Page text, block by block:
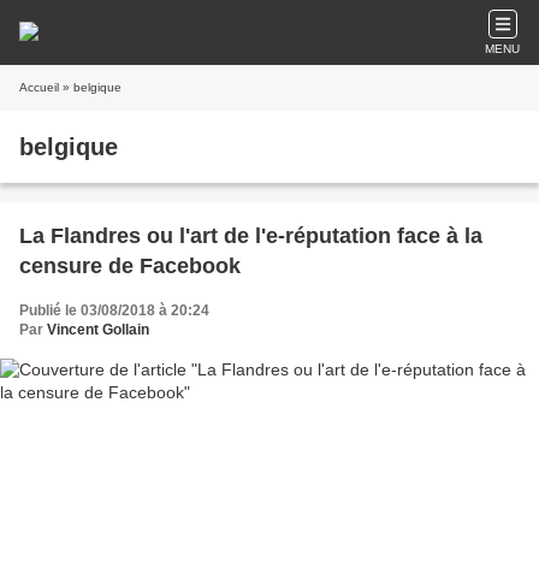
MENU
Accueil » belgique
belgique
La Flandres ou l'art de l'e-réputation face à la
censure de Facebook
Publié le 03/08/2018 à 20:24
Par Vincent Gollain